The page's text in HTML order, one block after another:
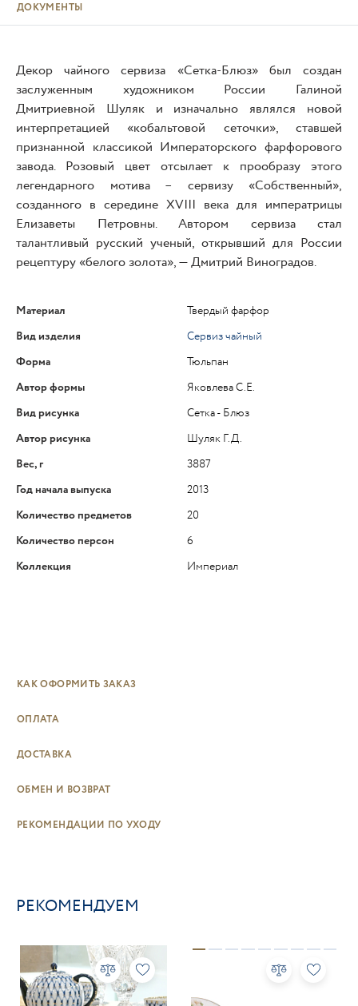
ДОКУМЕНТЫ
Декор чайного сервиза «Сетка-Блюз» был создан
заслуженным художником России Галиной
Дмитриевной Шуляк и изначально являлся новой
интерпретацией «кобальтовой сеточки», ставшей
признанной классикой Императорского фарфорового
завода. Розовый цвет отсылает к прообразу этого
легендарного мотива – сервизу «Собственный»,
созданного в середине XVIII века для императрицы
Елизаветы Петровны. Автором сервиза стал
талантливый русский ученый, открывший для России
рецептуру «белого золота», — Дмитрий Виноградов.
Материал
Твердый фарфор
Вид изделия
Сервиз чайный
Форма
Тюльпан
Автор формы
Яковлева С.Е.
Вид рисунка
Сетка - Блюз
Автор рисунка
Шуляк Г.Д.
Вес, г
3887
Год начала выпуска
2013
Количество предметов
20
Количество персон
6
Коллекция
Империал
КАК ОФОРМИТЬ ЗАКАЗ
ОПЛАТА
ДОСТАВКА
ОБМЕН И ВОЗВРАТ
РЕКОМЕНДАЦИИ ПО УХОДУ
РЕКОМЕНДУЕМ